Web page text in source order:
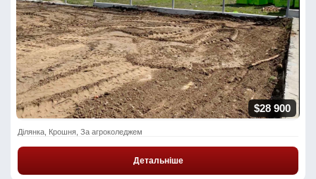
$28 900
Ділянка, Крошня, За агроколеджем
Детальніше